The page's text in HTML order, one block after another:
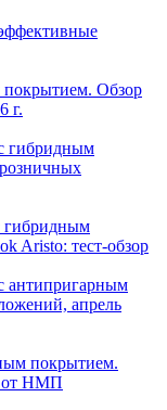
покрытием. Обзор
г.
гибридным
гибридным
Aristo: тест-обзор
антипригарным
апрель
покрытием.
от НМП